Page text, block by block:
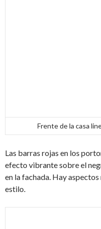
Frente de la casa
Las barras rojas en los
efecto vibrante sobre el
en la fachada. Hay
estilo.